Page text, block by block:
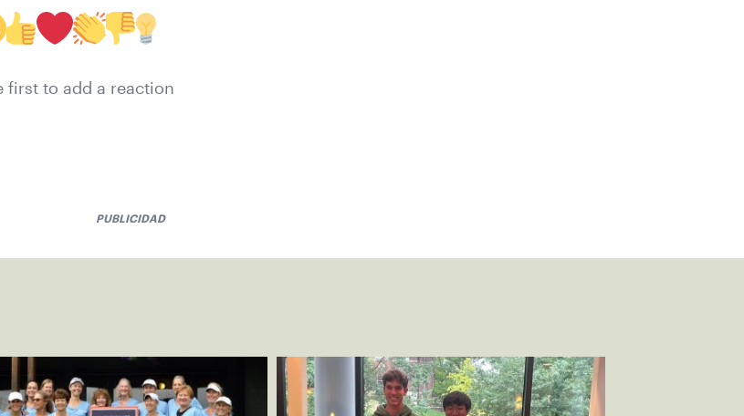
first to add a reaction
PUBLICIDAD